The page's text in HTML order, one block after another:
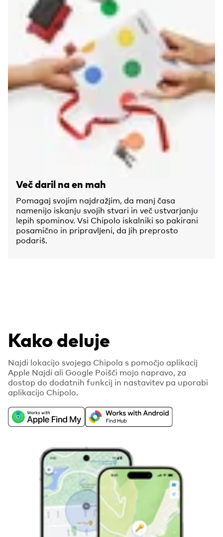
Več daril na en mah
Pomagaj svojim najdražjim, da manj časa
namenijo iskanju svojih stvari in več ustvarjanju
lepih spominov. Vsi Chipolo iskalniki so pakirani
posamično in pripravljeni, da jih preprosto
podariš.
Kako deluje
Najdi lokacijo svojega Chipola s pomočjo aplikacij
Apple Najdi ali Google Poišči mojo napravo, za
dostop do dodatnih funkcij in nastavitev pa uporabi
aplikacijo Chipolo.